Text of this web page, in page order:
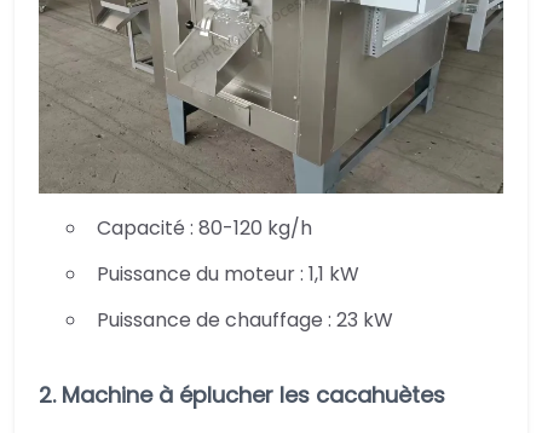
Capacité : 80-120 kg/h
Puissance du moteur : 1,1 kW
Puissance de chauffage : 23 kW
2. Machine à éplucher les cacahuètes